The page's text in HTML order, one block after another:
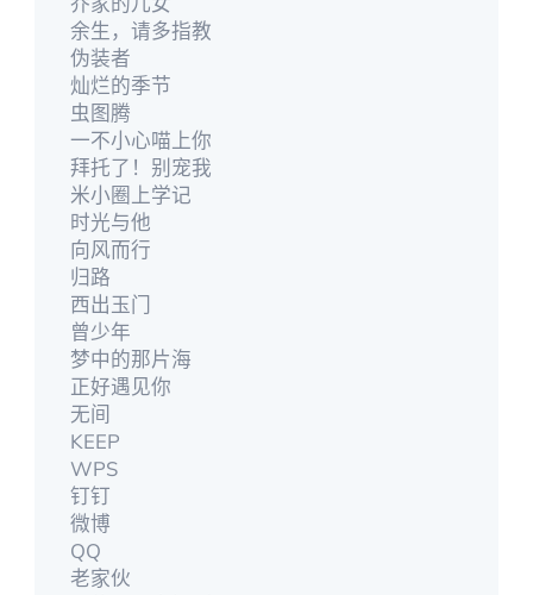
余生，请多指教
伪装者
灿烂的季节
虫图腾
一不小心喵上你
拜托了！别宠我
米小圈上学记
时光与他
向风而行
归路
西出玉门
曾少年
梦中的那片海
正好遇见你
无间
KEEP
WPS
钉钉
微博
QQ
老家伙